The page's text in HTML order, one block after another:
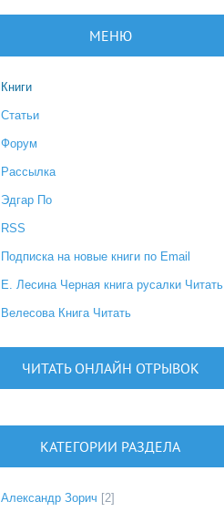
МЕНЮ
Книги
Статьи
Форум
Рассылка
Эдгар По
RSS
Подписка на новые книги по Email
Е. Лесина Черная книга русалки Читать
Велесова Книга Читать
ЧИТАТЬ ОНЛАЙН ОТРЫВОК
КАТЕГОРИИ РАЗДЕЛА
Александр Зорич [2]